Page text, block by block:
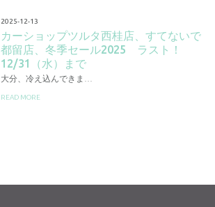
2025-12-13
カーショップツルタ西桂店、すてないで
都留店、冬季セール2025 ラスト！
12/31（水）まで
大分、冷え込んできま…
READ MORE